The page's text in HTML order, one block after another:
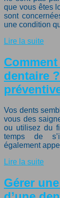
que vous êtes
sont
une condition
Lire la suite
dentaire
Vos dents
vous des
ou utilisez du
temps de
également
Lire la suite
Gérer